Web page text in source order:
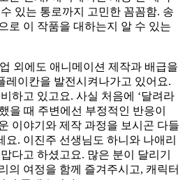
있는 통로까지 고민한 꼼꼼함. 송
로 이 작품을 대하는지 알 수 있는
외에도 애니메이션 제작과 배급을
레이칸을 발전시켜나가고 있어요.
하고 있고요. 사실 처음에 ‘달려라
을 때 주변에선 부정적인 반응이
이야기와 제작 과정을 보시곤 다들
요. 이진주 선생님도 하니와 나애리
다고 하셨고요. 많은 분이 달리기
의 여정을 함께 즐겨주시고, 캐릭터